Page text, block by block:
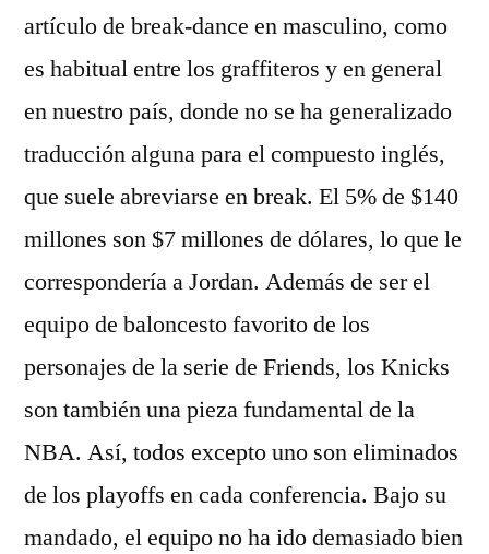
artículo de break-dance en masculino, como
es habitual entre los graffiteros y en general
en nuestro país, donde no se ha generalizado
traducción alguna para el compuesto inglés,
que suele abreviarse en break. El 5% de $140
millones son $7 millones de dólares, lo que le
correspondería a Jordan. Además de ser el
equipo de baloncesto favorito de los
personajes de la serie de Friends, los Knicks
son también una pieza fundamental de la
NBA. Así, todos excepto uno son eliminados
de los playoffs en cada conferencia. Bajo su
mandado, el equipo no ha ido demasiado bien